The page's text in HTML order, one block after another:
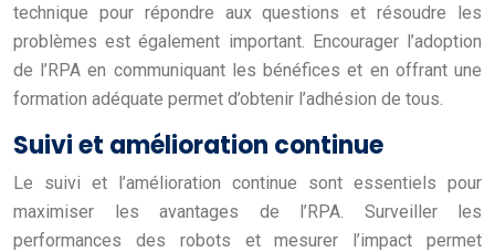
technique pour répondre aux questions et résoudre les
problèmes est également important. Encourager l’adoption
de l’RPA en communiquant les bénéfices et en offrant une
formation adéquate permet d’obtenir l’adhésion de tous.
Suivi et amélioration continue
Le suivi et l’amélioration continue sont essentiels pour
maximiser les avantages de l’RPA. Surveiller les
performances des robots et mesurer l’impact permet